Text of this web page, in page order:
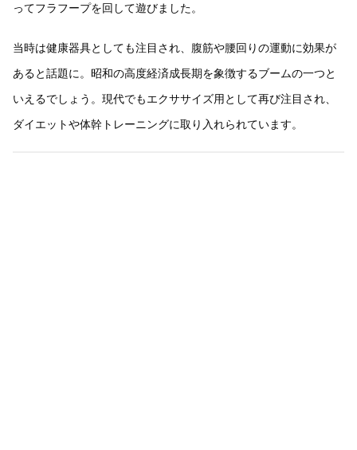
ってフラフープを回して遊びました。
当時は健康器具としても注目され、腹筋や腰回りの運動に効果が
あると話題に。昭和の高度経済成長期を象徴するブームの一つと
いえるでしょう。現代でもエクササイズ用として再び注目され、
ダイエットや体幹トレーニングに取り入れられています。